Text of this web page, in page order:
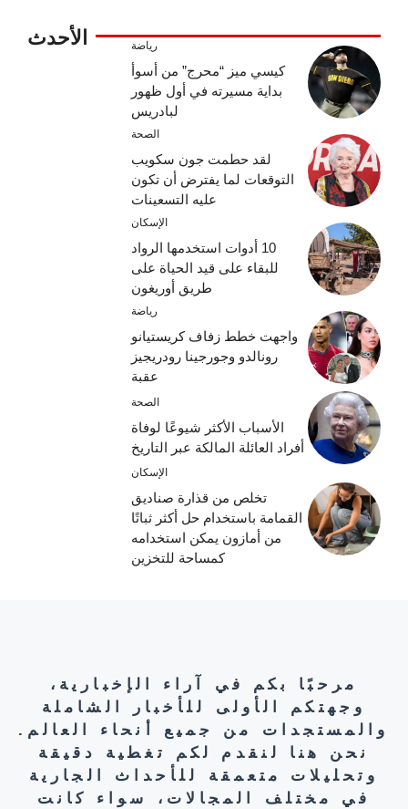
الأحدث رياضة
كيسي ميز “محرج” من أسوأ
بداية مسيرته في أول ظهور
لبادريس
الصحة
لقد حطمت جون سكويب
التوقعات لما يفترض أن تكون
عليه التسعينات
الإسكان
10 أدوات استخدمها الرواد
للبقاء على قيد الحياة على
طريق أوريغون
رياضة
واجهت خطط زفاف كريستيانو
رونالدو وجورجينا رودريجيز
عقبة
الصحة
الأسباب الأكثر شيوعًا لوفاة
أفراد العائلة المالكة عبر التاريخ
الإسكان
تخلص من قذارة صناديق
القمامة باستخدام حل أكثر ثباتًا
من أمازون يمكن استخدامه
كمساحة للتخزين
مرحبًا بكم في آراء الإخبارية،
وجهتكم الأولى للأخبار الشاملة
والمستجدات من جميع أنحاء العالم.
نحن هنا لنقدم لكم تغطية دقيقة
وتحليلات متعمقة للأحداث الجارية
في مختلف المجالات، سواء كانت